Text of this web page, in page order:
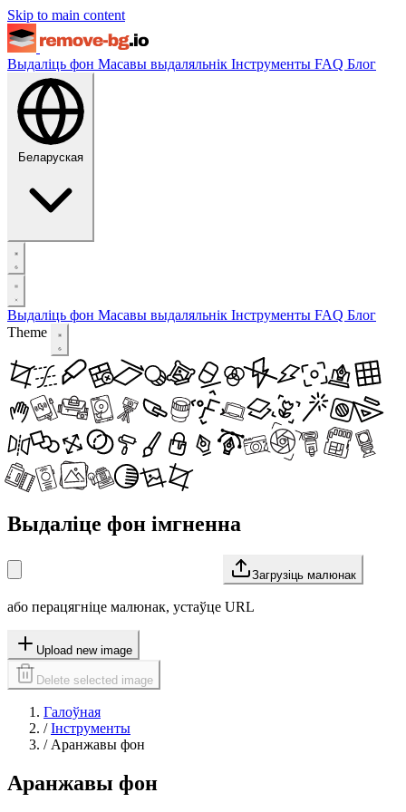
Skip to main content
Выдаліць фон Масавы выдаляльнік Інструменты FAQ Блог
Беларуская
Выдаліць фон Масавы выдаляльнік Інструменты FAQ Блог
Theme
Выдаліце фон імгненна
Загрузіць малюнак
або перацягніце малюнак, устаўце URL
Upload new image
Delete selected image
Галоўная
/ Інструменты
/ Аранжавы фон
Аранжавы фон